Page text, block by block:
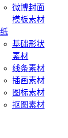
微博封面
模板素材
基础形状
素材
线条素材
插画素材
图标素材
抠图素材